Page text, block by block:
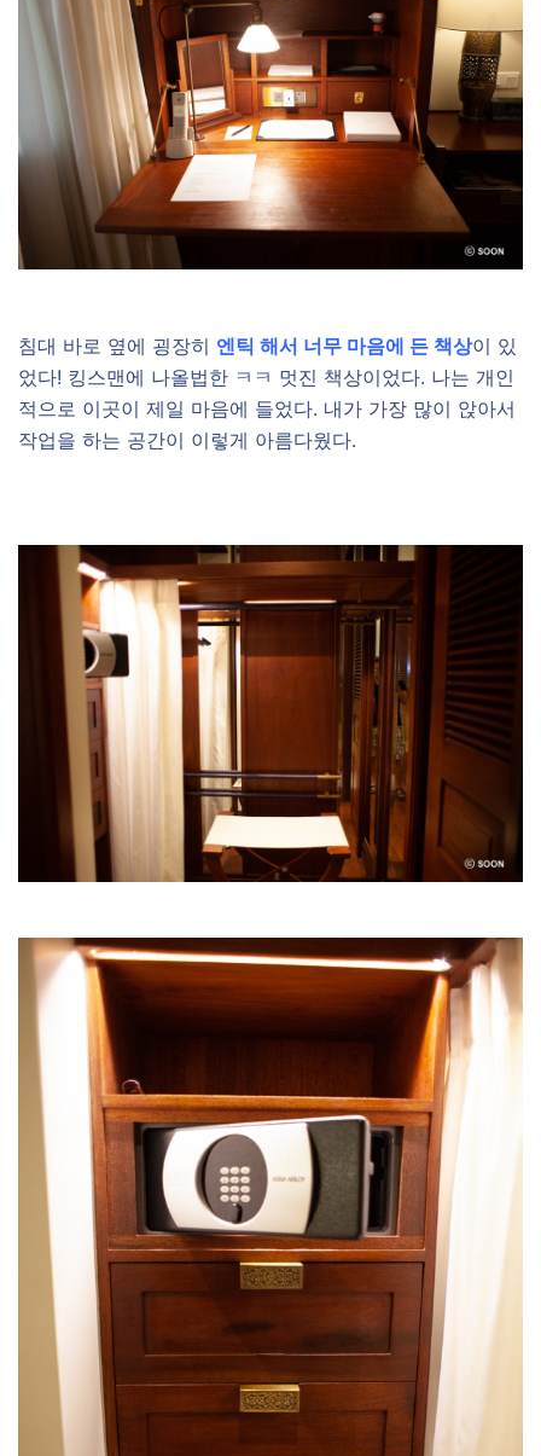
침대 바로 옆에 굉장히 엔틱 해서 너무 마음에 든 책상이 있
었다! 킹스맨에 나올법한 ㅋㅋ 멋진 책상이었다. 나는 개인
적으로 이곳이 제일 마음에 들었다. 내가 가장 많이 앉아서
작업을 하는 공간이 이렇게 아름다웠다.